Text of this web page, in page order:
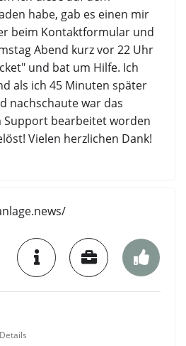
habe, gab es einen mir
beim Kontaktformular und
Abend kurz vor 22 Uhr
und bat um Hilfe. Ich
als ich 45 Minuten später
nachschaute war das
Support bearbeitet worden
Vielen herzlichen Dank!
Details